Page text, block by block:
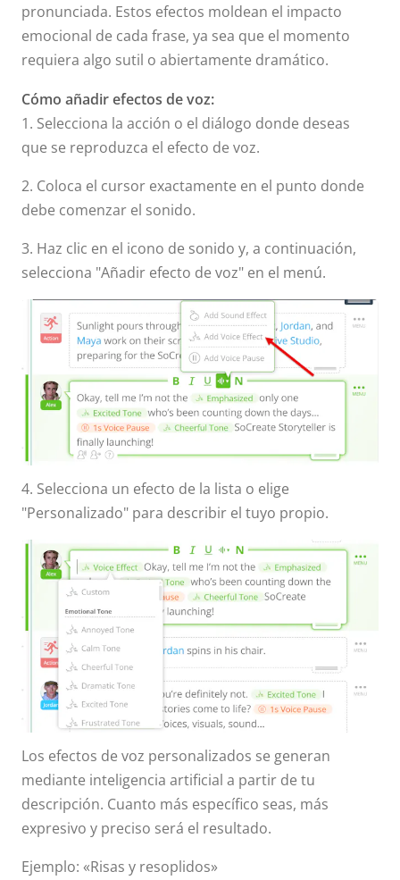
pronunciada. Estos efectos moldean el impacto
emocional de cada frase, ya sea que el momento
requiera algo sutil o abiertamente dramático.
Cómo añadir efectos de voz:
1. Selecciona la acción o el diálogo donde deseas
que se reproduzca el efecto de voz.
2. Coloca el cursor exactamente en el punto donde
debe comenzar el sonido.
3. Haz clic en el icono de sonido y, a continuación,
selecciona "Añadir efecto de voz" en el menú.
4. Selecciona un efecto de la lista o elige
"Personalizado" para describir el tuyo propio.
Los efectos de voz personalizados se generan
mediante inteligencia artificial a partir de tu
descripción. Cuanto más específico seas, más
expresivo y preciso será el resultado.
Ejemplo: «Risas y resoplidos»